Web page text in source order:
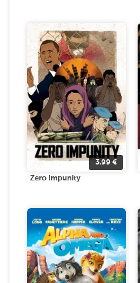
3.99 €
Zero Impunity